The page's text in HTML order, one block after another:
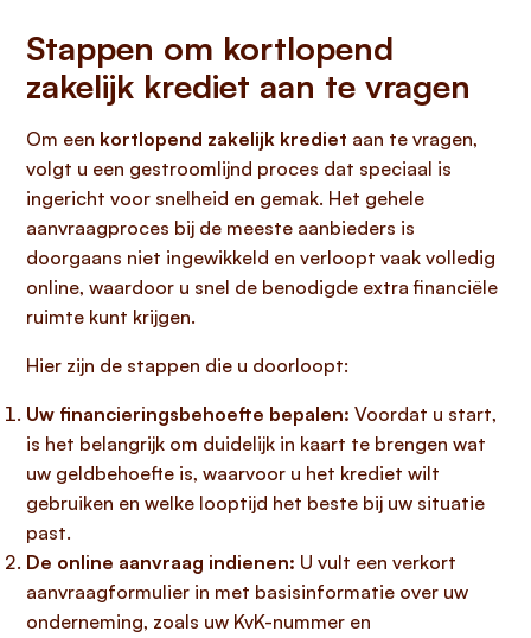
Stappen om kortlopend
zakelijk krediet aan te vragen
Om een kortlopend zakelijk krediet aan te vragen,
volgt u een gestroomlijnd proces dat speciaal is
ingericht voor snelheid en gemak. Het gehele
aanvraagproces bij de meeste aanbieders is
doorgaans niet ingewikkeld en verloopt vaak volledig
online, waardoor u snel de benodigde extra financiële
ruimte kunt krijgen.
Hier zijn de stappen die u doorloopt:
Uw financieringsbehoefte bepalen: Voordat u start,
is het belangrijk om duidelijk in kaart te brengen wat
uw geldbehoefte is, waarvoor u het krediet wilt
gebruiken en welke looptijd het beste bij uw situatie
past.
De online aanvraag indienen: U vult een verkort
aanvraagformulier in met basisinformatie over uw
onderneming, zoals uw KvK-nummer en